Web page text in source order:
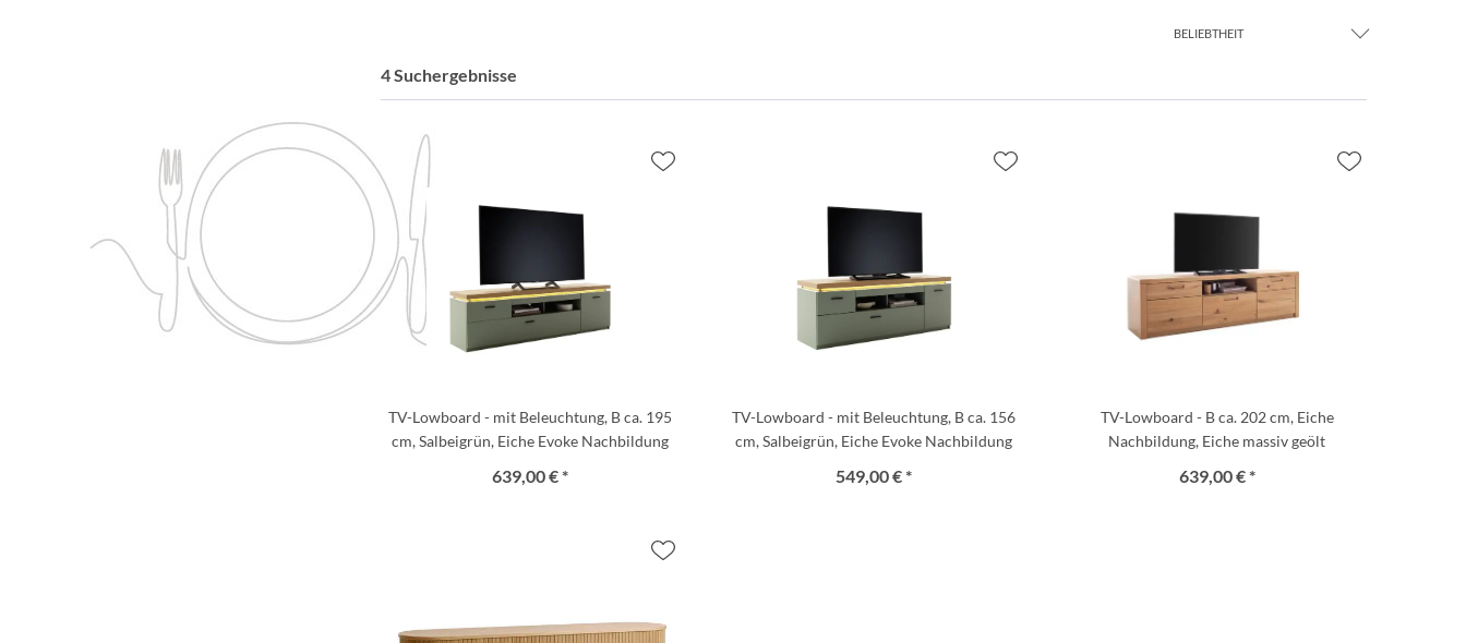
BELIEBTHEIT
4 Suchergebnisse
TV-Lowboard - mit Beleuchtung, B ca. 195
cm, Salbeigrün, Eiche Evoke Nachbildung
639,00 € *
TV-Lowboard - mit Beleuchtung, B ca. 156
cm, Salbeigrün, Eiche Evoke Nachbildung
549,00 € *
TV-Lowboard - B ca. 202 cm, Eiche
Nachbildung, Eiche massiv geölt
639,00 € *